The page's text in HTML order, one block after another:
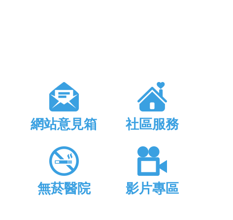
網站意見箱 社區服務
無菸醫院 影片專區